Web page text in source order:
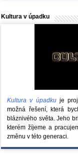
Kultura v úpadku
Kultura v úpadkuje
možná řešení, která
bláznivého světa. Jeho
kterém žíjeme a
změnu v této generaci.